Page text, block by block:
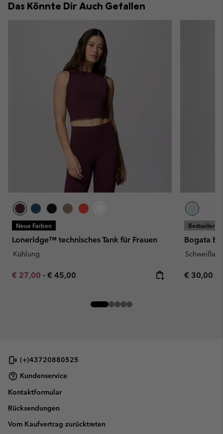
Das Könnte Dir Auch Gefallen
Neue Farben
Loneridge™ technisches Tank für Frauen
Kühlung
Minimum sale price:
€ 27,00 - Maximum price:
€ 45,00
Bestseller
Bogata
Regular
€ 30,00
(+)43720880525
Kundenservice
Kontaktformular
Rücksendungen
Vom Kaufvertrag zurücktreten